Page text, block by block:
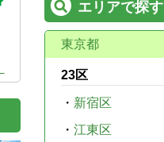
エリアで探す
東京都
23区
・ 新宿区
・ 江東区